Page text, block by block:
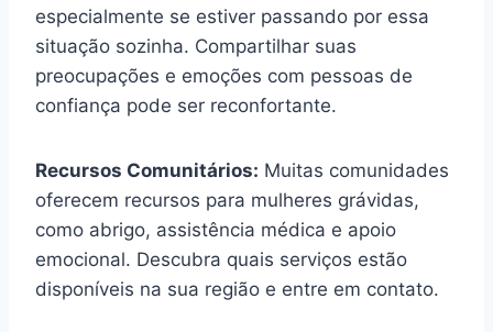
especialmente se estiver passando por essa
situação sozinha. Compartilhar suas
preocupações e emoções com pessoas de
confiança pode ser reconfortante.
Recursos Comunitários: Muitas comunidades
oferecem recursos para mulheres grávidas,
como abrigo, assistência médica e apoio
emocional. Descubra quais serviços estão
disponíveis na sua região e entre em contato.